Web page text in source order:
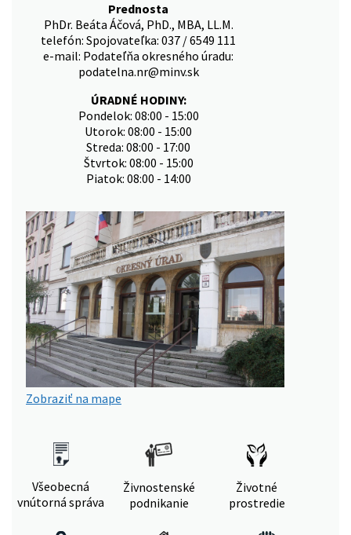
Prednosta
PhDr. Beáta Áčová, PhD., MBA, LL.M.
telefón: Spojovateľka: 037 / 6549 111
e-mail: Podateľňa okresného úradu:
podatelna.nr@minv.sk
ÚRADNÉ HODINY:
Pondelok: 08:00 - 15:00
Utorok: 08:00 - 15:00
Streda: 08:00 - 17:00
Štvrtok: 08:00 - 15:00
Piatok: 08:00 - 14:00
Zobraziť na mape
Všeobecná
vnútorná správa
Živnostenské
podnikanie
Životné
prostredie